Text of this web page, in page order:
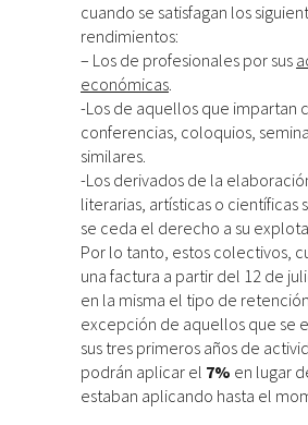
cuando se satisfagan los
rendimientos:
– Los de profesionales por sus
económicas.
-Los de aquellos que impartan
conferencias, coloquios,
similares.
-Los derivados de la
literarias, artísticas o científicas
se ceda el derecho a su
Por lo tanto, estos colectivos,
una factura a partir del 12 de
en la misma el tipo de
excepción de aquellos que se
sus tres primeros años de
podrán aplicar el 7% en lugar
estaban aplicando hasta el